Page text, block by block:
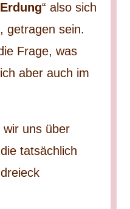
“ also sich
getragen sein.
Frage, was
aber auch im
uns über
tatsächlich